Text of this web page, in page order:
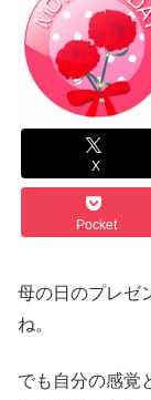
X
Pocket
母の日のプレゼ
ね。
でも自分の感覚